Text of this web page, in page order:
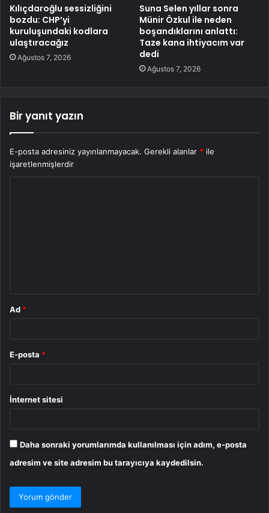
Kılıçdaroğlu sessizliğini
bozdu: CHP’yi
kuruluşundaki kodlara
ulaştıracağız
Ağustos 7, 2026
Suna Selen yıllar sonra
Münir Özkul ile neden
boşandıklarını anlattı:
Taze kana ihtiyacım var
dedi
Ağustos 7, 2026
Bir yanıt yazın
E-posta adresiniz yayınlanmayacak. Gerekli alanlar * ile
işaretlenmişlerdir
Ad *
E-posta *
İnternet sitesi
Daha sonraki yorumlarımda kullanılması için adım, e-posta
adresim ve site adresim bu tarayıcıya kaydedilsin.